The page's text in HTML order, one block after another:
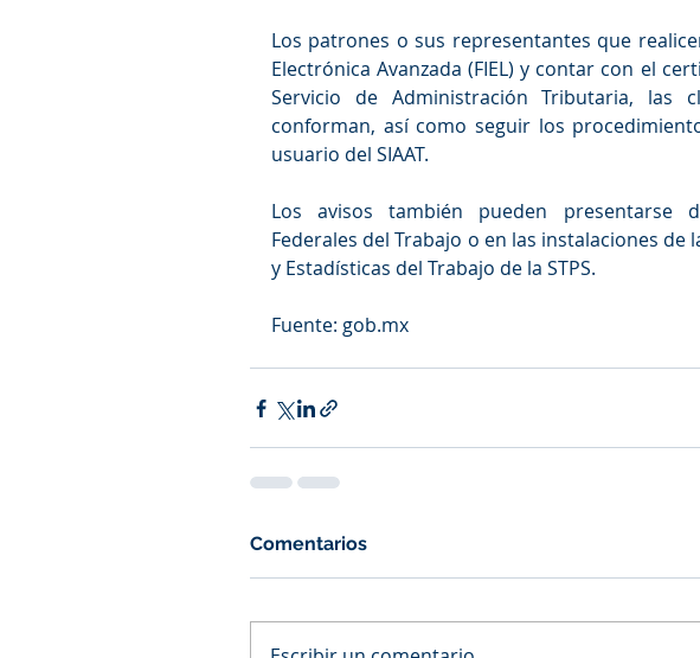
Los patrones o sus representantes que
Electrónica Avanzada (FIEL) y contar con el
Servicio de Administración Tributaria, las
conforman, así como seguir los
usuario del SIAAT.
Los avisos también pueden presentarse
Federales del Trabajo o en las instalaciones de
y Estadísticas del Trabajo de la STPS.
Fuente: gob.mx
Comentarios